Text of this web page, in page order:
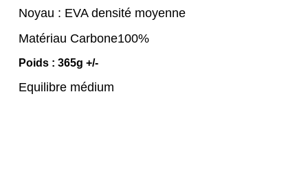
Noyau : EVA densité moyenne
Matériau Carbone100%
Poids : 365g +/-
Equilibre médium